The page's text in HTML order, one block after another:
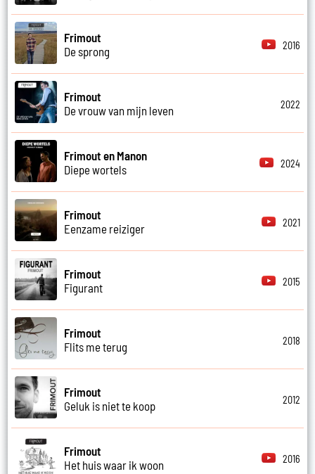
Frimout
De sprong
2016
Frimout
De vrouw van mijn leven
2022
Frimout en Manon
Diepe wortels
2024
Frimout
Eenzame reiziger
2021
Frimout
Figurant
2015
Frimout
Flits me terug
2018
Frimout
Geluk is niet te koop
2012
Frimout
Het huis waar ik woon
2016